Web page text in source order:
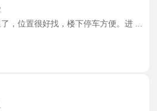
，位置很好找，楼下停车方便。进 ...